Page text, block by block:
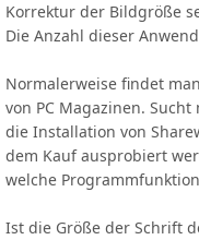
Korrektur der Bildgröße
Die Anzahl dieser
Normalerweise findet
von PC Magazinen.
die Installation von
dem Kauf ausprobiert
welche
Ist die Größe der Schrift